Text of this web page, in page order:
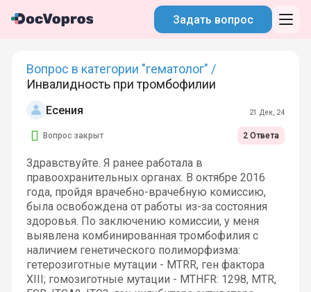
Задать вопрос
Вопрос в категории "гематолог" /
Инвалидность при тромбофилии
Есения 21 Дек, 24
Вопрос закрыт 2 Ответа
Здравствуйте. Я ранее работала в
правоохранительных органах. В октябре 2016
года, пройдя врачебно-врачебную комиссию,
была освобождена от работы из-за состояния
здоровья. По заключению комиссии, у меня
выявлена комбинированная тромбофилия с
наличием генетического полиморфизма:
гетерозиготные мутации - MTRR, ген фактора
XIII; гомозиготные мутации - MTHFR: 1298, MTR,